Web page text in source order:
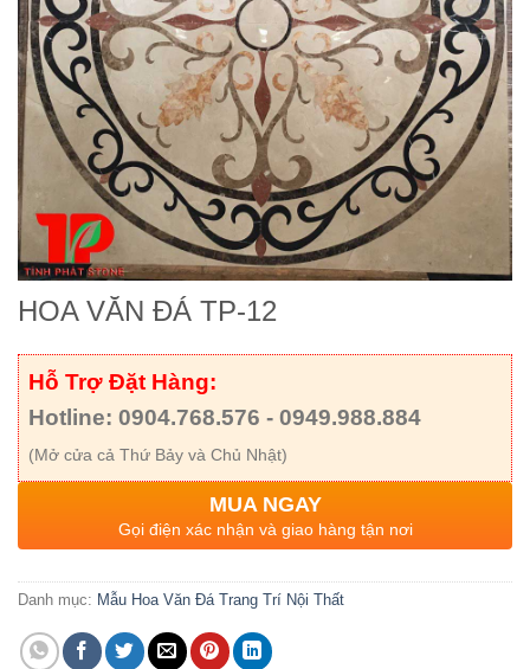
HOA VĂN ĐÁ TP-12
Hỗ Trợ Đặt Hàng:
Hotline: 0904.768.576 - 0949.988.884
(Mở cửa cả Thứ Bảy và Chủ Nhật)
MUA NGAY
Gọi điện xác nhận và giao hàng tận nơi
Danh mục: Mẫu Hoa Văn Đá Trang Trí Nội Thất